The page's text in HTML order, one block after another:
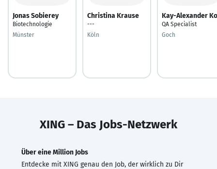
Jonas Sobierey
Biotechnologie
Münster
Christina Krause
---
Köln
Kay-Alexander
QA Specialist
Goch
XING – Das Jobs-Netzwerk
Über eine Million Jobs
Entdecke mit XING genau den Job, der wirklich zu Dir